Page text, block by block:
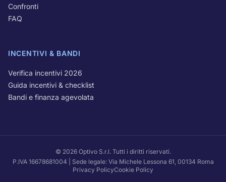
Confronti
FAQ
INCENTIVI & BANDI
Verifica incentivi 2026
Guida incentivi & checklist
Bandi e finanza agevolata
© 2026 Optivo S.r.l. Tutti i diritti riservati.
P.IVA 16678681004 | Sede legale: Via Michele Lessona 61, 00134 Roma
Privacy PolicyCookie Policy